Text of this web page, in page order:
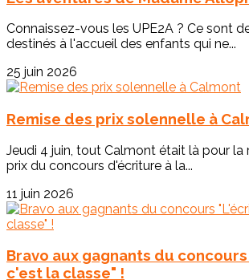
Connaissez-vous les UPE2A ? Ce sont
destinés à l'accueil des enfants qui ne...
25 juin 2026
Remise des prix solennelle à
Jeudi 4 juin, tout Calmont était là pour la
prix du concours d'écriture à la...
11 juin 2026
Bravo aux gagnants du
c'est la classe" !